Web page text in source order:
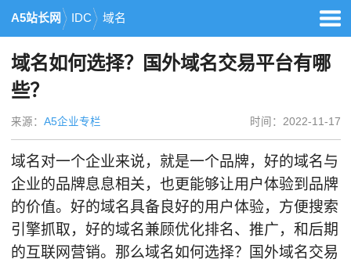
A5站长网 IDC 域名
域名如何选择？国外域名交易平台有哪
些？
来源： A5企业专栏 时间：2022-11-17
域名对一个企业来说，就是一个品牌，好的域名与
企业的品牌息息相关，也更能够让用户体验到品牌
的价值。好的域名具备良好的用户体验，方便搜索
引擎抓取，好的域名兼顾优化排名、推广，和后期
的互联网营销。那么域名如何选择？国外域名交易